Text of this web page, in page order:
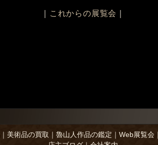
これからの展覧会
美術品の買取 魯山人作品の鑑定 Web展覧会